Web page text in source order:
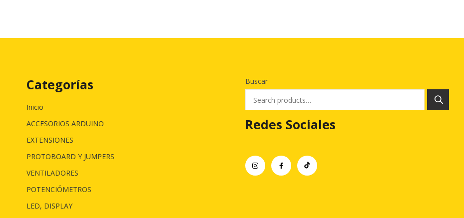
Categorías
Inicio
ACCESORIOS ARDUINO
EXTENSIONES
PROTOBOARD Y JUMPERS
VENTILADORES
POTENCIÓMETROS
LED, DISPLAY
Buscar
Redes Sociales